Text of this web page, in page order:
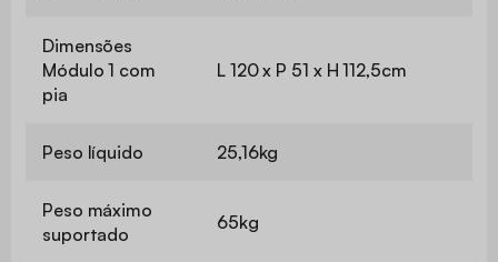
Dimensões
Módulo 1 com
pia
L 120 x P 51 x H 112,5cm
Peso líquido 25,16kg
Peso máximo
suportado
65kg